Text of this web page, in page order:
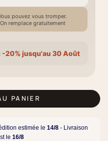
pouvez vous tromper.
On remplace gratuitement
-20% jusqu'au 30 Août
PANIER
estimée le 14/8 - Livraison
le 16/8